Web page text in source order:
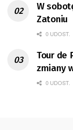
W
Zatoniu
0 UDOST.
Tour de
zmiany
0 UDOST.